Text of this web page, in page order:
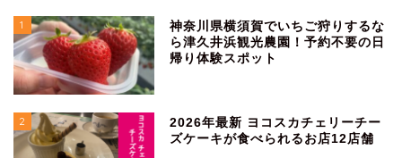
1
神奈川県横須賀でいちご狩りするな
ら津久井浜観光農園！予約不要の日
帰り体験スポット
2
2026年最新 ヨコスカチェリーチー
ズケーキが食べられるお店12店舗